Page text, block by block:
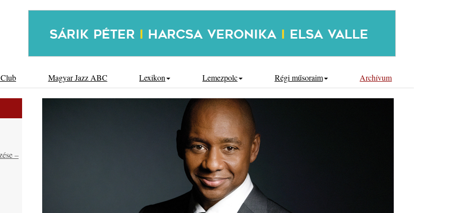
Magyar Jazz ABC Lexikon Lemezpolc Régi műsoraim Archívum
–